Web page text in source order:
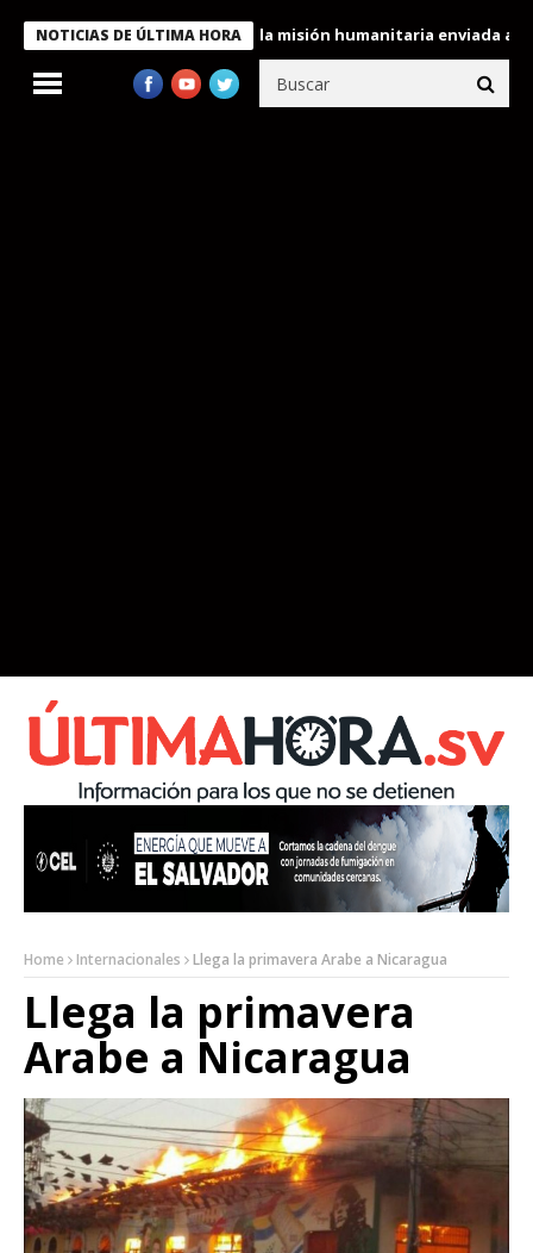
NOTICIAS DE ÚLTIMA HORA
condecora a miembros de la misión humanitaria enviada a
Home Internacionales Llega la primavera Arabe a Nicaragua
Llega la primavera
Arabe a Nicaragua